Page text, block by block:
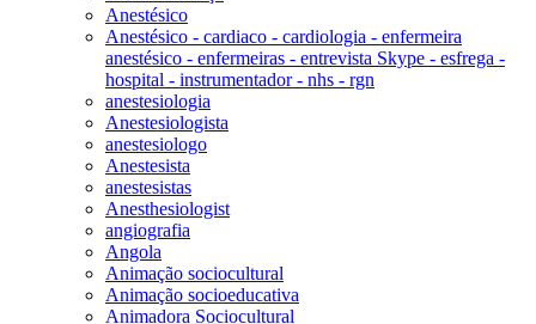
Anestésico
Anestésico - cardiaco - cardiologia - enfermeira
anestésico - enfermeiras - entrevista Skype - esfrega -
hospital - instrumentador - nhs - rgn
anestesiologia
Anestesiologista
anestesiologo
Anestesista
anestesistas
Anesthesiologist
angiografia
Angola
Animação sociocultural
Animação socioeducativa
Animadora Sociocultural